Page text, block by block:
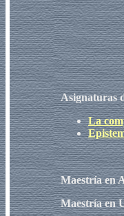
Asignaturas
La
Maestría en
Maestría en